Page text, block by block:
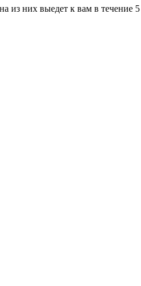
из них выедет к вам в течение